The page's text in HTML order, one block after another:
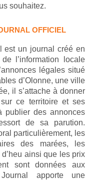
souhaitez.
OFFICIEL
est un journal créé en
l’information locale
légales situé
d’Olonne, une ville
il s’attache à donner
ce territoire et ses
publier des annonces
de sa parution.
particulièrement, les
des marées, les
ainsi que les prix
sont données aux
apporte une